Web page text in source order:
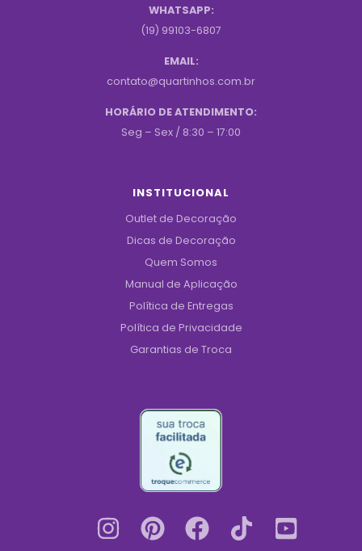
WHATSAPP:
(19) 99103-6807
EMAIL:
contato@quartinhos.com.br
HORÁRIO DE ATENDIMENTO:
Seg – Sex / 8:30 – 17:00
INSTITUCIONAL
Outlet de Decoração
Dicas de Decoração
Quem Somos
Manual de Aplicação
Política de Entregas
Política de Privacidade
Garantias de Troca